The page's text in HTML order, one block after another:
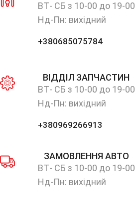
ВТ- СБ з 10-00 до 19-00
Нд-Пн: вихідний
+380685075784
ВІДДІЛ ЗАПЧАСТИН
ВТ- СБ з 10-00 до 19-00
Нд-Пн: вихідний
+380969266913
ЗАМОВЛЕННЯ АВТО
ВТ- СБ з 10-00 до 19-00
Нд-Пн: вихідний